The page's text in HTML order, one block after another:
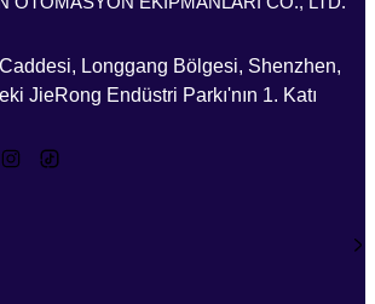
Longgang Bölgesi, Shenzhen,
JieRong Endüstri Parkı'nın 1. Katı